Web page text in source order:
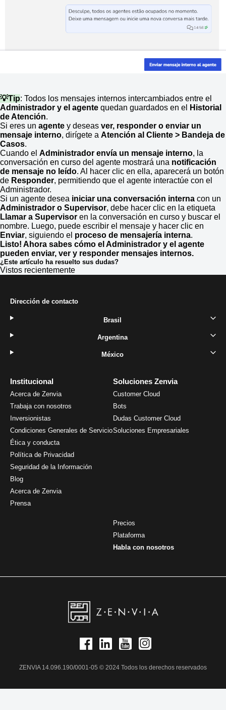
💡Tip: Todos los mensajes internos intercambiados entre el
Administrador y el agente quedan guardados en el
Historial
de Atención.
Si eres un agente y deseas ver, responder o enviar un
mensaje interno, dirígete a Atención al Cliente > Bandeja de
Casos.
Cuando el Administrador envía un mensaje interno, la
conversación en curso del agente mostrará una notificación
de mensaje no leído. Al hacer clic en ella, aparecerá un botón
de Responder, permitiendo que el agente interactúe con el
Administrador.
Si un agente desea iniciar una conversación interna con un
Administrador o Supervisor, debe hacer clic en la etiqueta
Llamar a Supervisor en la conversación en curso y buscar el
nombre. Luego, puede escribir el mensaje y hacer clic en
Enviar, siguiendo el proceso de mensajería interna.
Listo! Ahora sabes cómo el Administrador y el agente
pueden enviar, ver y responder mensajes internos.
¿Este artículo ha resuelto sus dudas?
Vistos recientemente
Institucional
Acerca de Zenvia
Trabaja con nosotros
Inversionistas
Condiciones Generales de Servicio
Ética y conducta
Política de Privacidad
Seguridad de la Información
Blog
Acerca de Zenvia
Prensa
Soluciones Zenvia
Customer Cloud
Bots
Dudas Customer Cloud
Soluciones Empresariales
Precios
Plataforma
Habla con nosotros
Dirección de contacto
Brasil
Argentina
México
ZENVIA 14.096.190/0001-05 © 2024 Todos los derechos reservados